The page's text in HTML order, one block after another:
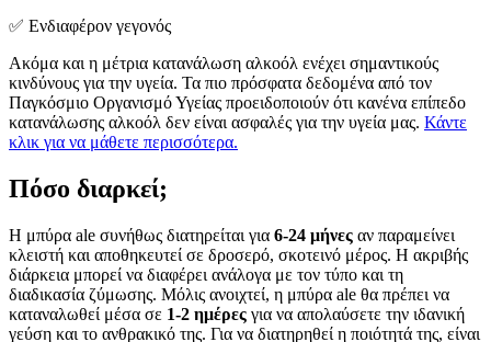
✅ Ενδιαφέρον γεγονός
Ακόμα και η μέτρια κατανάλωση αλκοόλ ενέχει σημαντικούς
κινδύνους για την υγεία. Τα πιο πρόσφατα δεδομένα από τον
Παγκόσμιο Οργανισμό Υγείας προειδοποιούν ότι κανένα επίπεδο
κατανάλωσης αλκοόλ δεν είναι ασφαλές για την υγεία μας. Κάντε
κλικ για να μάθετε περισσότερα.
Πόσο διαρκεί;
Η μπύρα ale συνήθως διατηρείται για 6-24 μήνες αν παραμείνει
κλειστή και αποθηκευτεί σε δροσερό, σκοτεινό μέρος. Η ακριβής
διάρκεια μπορεί να διαφέρει ανάλογα με τον τύπο και τη
διαδικασία ζύμωσης. Μόλις ανοιχτεί, η μπύρα ale θα πρέπει να
καταναλωθεί μέσα σε 1-2 ημέρες για να απολαύσετε την ιδανική
γεύση και το ανθρακικό της. Για να διατηρηθεί η ποιότητά της, είναι